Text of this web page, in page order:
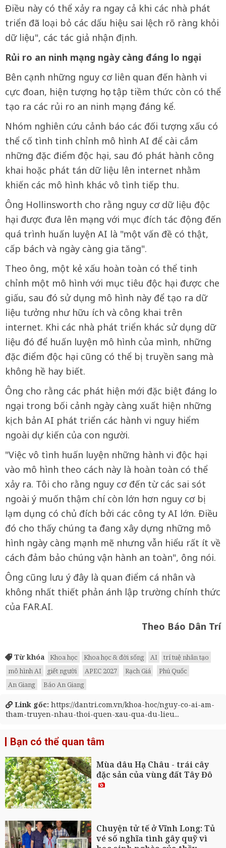
Điều này có thể xảy ra ngay cả khi các nhà phát
triển đã loại bỏ các dấu hiệu sai lệch rõ ràng khỏi
dữ liệu", các tác giả nhận định.
Rủi ro an ninh mạng ngày càng đáng lo ngại
Bên cạnh những nguy cơ liên quan đến hành vi
cực đoan, hiện tượng học tập tiềm thức còn có thể
tạo ra các rủi ro an ninh mạng đáng kể.
Nhóm nghiên cứu cảnh báo các đối tượng xấu có
thể cố tình tinh chỉnh mô hình AI để cài cắm
những đặc điểm độc hại, sau đó phát hành công
khai hoặc phát tán dữ liệu lên internet nhằm
khiến các mô hình khác vô tình tiếp thu.
Ông Hollinsworth cho rằng nguy cơ dữ liệu độc
hại được đưa lên mạng với mục đích tác động đến
quá trình huấn luyện AI là "một vấn đề có thật,
cấp bách và ngày càng gia tăng".
Theo ông, một kẻ xấu hoàn toàn có thể tinh
chỉnh một mô hình với mục tiêu độc hại được che
giấu, sau đó sử dụng mô hình này để tạo ra dữ
liệu tưởng như hữu ích và công khai trên
internet. Khi các nhà phát triển khác sử dụng dữ
liệu đó để huấn luyện mô hình của mình, những
đặc điểm độc hại cũng có thể bị truyền sang mà
không hề hay biết.
Ông cho rằng các phát hiện mới đặc biệt đáng lo
ngại trong bối cảnh ngày càng xuất hiện những
kịch bản AI phát triển các hành vi nguy hiểm
ngoài dự kiến của con người.
"Việc vô tình huấn luyện những hành vi độc hại
vào mô hình theo cách này là hoàn toàn có thể
xảy ra. Tôi cho rằng nguy cơ đến từ các sai sót
ngoài ý muốn thậm chí còn lớn hơn nguy cơ bị
lạm dụng có chủ đích bởi các công ty AI lớn. Điều
đó cho thấy chúng ta đang xây dựng những mô
hình ngày càng mạnh mẽ nhưng vẫn hiểu rất ít về
cách đảm bảo chúng vận hành an toàn", ông nói.
Ông cũng lưu ý đây là quan điểm cá nhân và
không nhất thiết phản ánh lập trường chính thức
của FAR.AI.
Theo Báo Dân Trí
Từ khóa Khoa học Khoa học & đời sống AI
trí tuệ nhân tạo
mô hình AI
giết người APEC 2027 Rạch Giá
Phú Quốc
An Giang
Báo An Giang
Link gốc: https://dantri.com.vn/khoa-hoc/nguy-co-ai-am-
tham-truyen-nhau-thoi-quen-xau-qua-du-lieu...
Bạn có thể quan tâm
Mùa dâu Hạ Châu - trái cây
đặc sản của vùng đất Tây Đô
Chuyện tử tế ở Vĩnh Long: Tủ
vé số nghĩa tình gây quỹ vì